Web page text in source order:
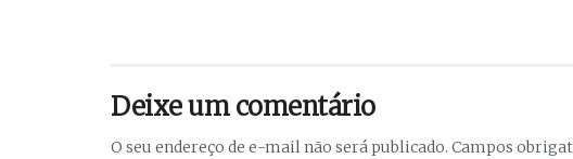
Deixe um comentário
O seu endereço de e-mail não será publicado. Campos